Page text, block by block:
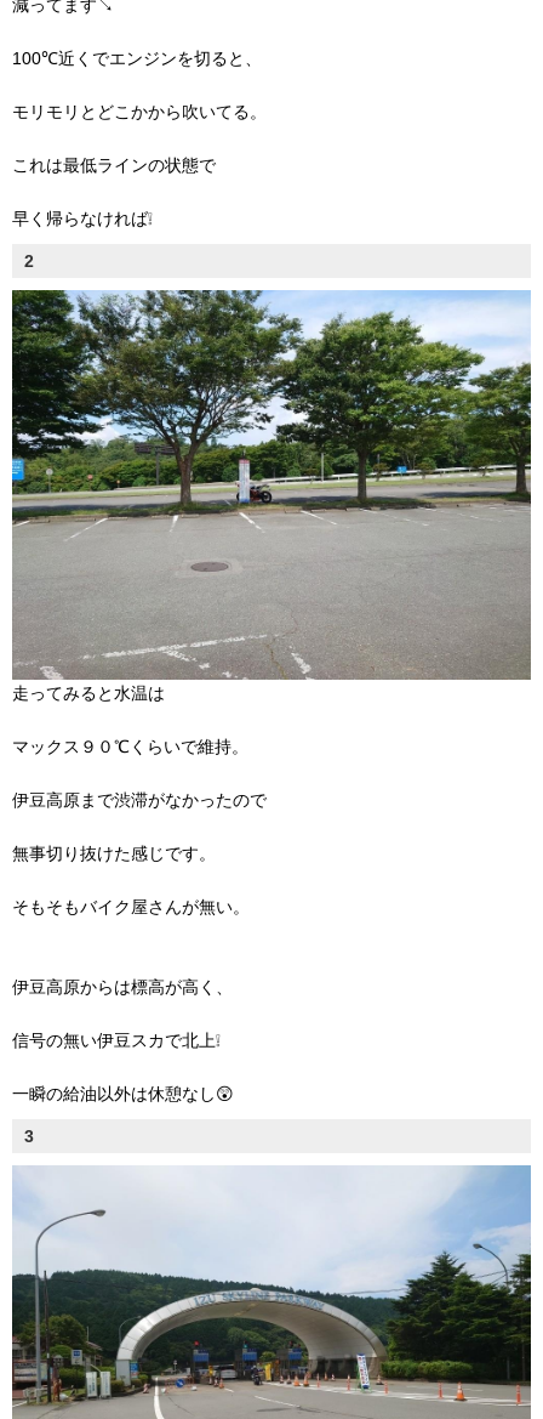
減ってます↘
100℃近くでエンジンを切ると、
モリモリとどこかから吹いてる。
これは最低ラインの状態で
早く帰らなければ❕
2
走ってみると水温は
マックス９０℃くらいで維持。
伊豆高原まで渋滞がなかったので
無事切り抜けた感じです。
そもそもバイク屋さんが無い。
伊豆高原からは標高が高く、
信号の無い伊豆スカで北上❕
一瞬の給油以外は休憩なし😲
3